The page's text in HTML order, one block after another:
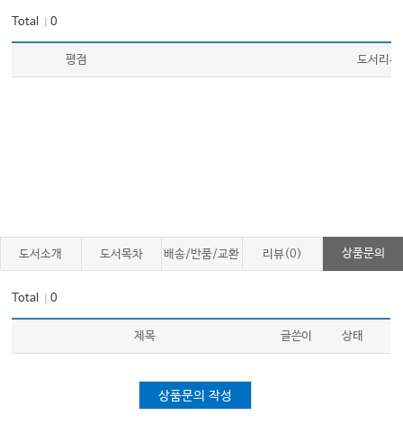
Total ｜0
평점 도서리뷰
도서소개 도서목차 배송/반품/교환 리뷰(0) 상품문의
Total ｜0
제목 글쓴이 상태
상품문의 작성